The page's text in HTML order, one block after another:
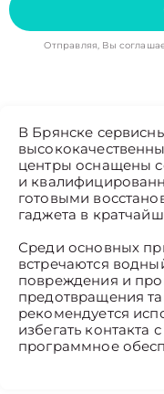
Отправляя, Вы
В Брянске
центры оснащены
и
готовыми
гаджета в
Среди основных
встречаются
повреждения и
предотвращения
рекомендуется
избегать контакта
программное